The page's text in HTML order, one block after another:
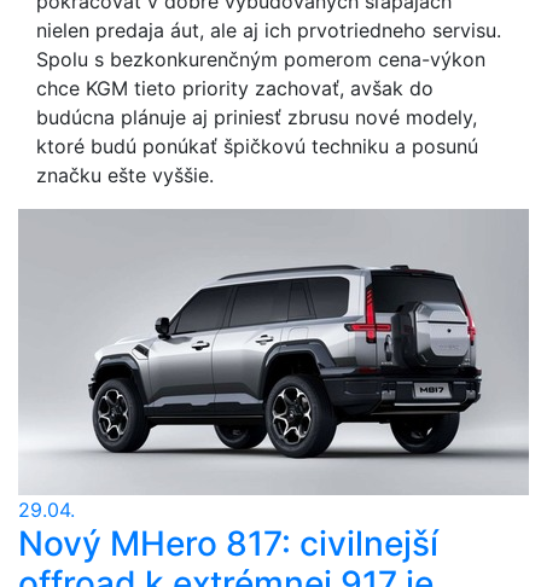
nielen predaja áut, ale aj ich prvotriedneho servisu.
Spolu s bezkonkurenčným pomerom cena-výkon
chce KGM tieto priority zachovať, avšak do
budúcna plánuje aj priniesť zbrusu nové modely,
ktoré budú ponúkať špičkovú techniku a posunú
značku ešte vyššie.
29.04.
Nový MHero 817: civilnejší